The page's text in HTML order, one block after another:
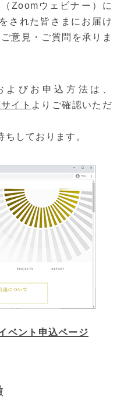
Zoomウェビナー）に
された皆さまにお届け
意見・ご質問を承りま
びお申込方法は、
イト よりご確認いただ
しております。
ベント申込ページ